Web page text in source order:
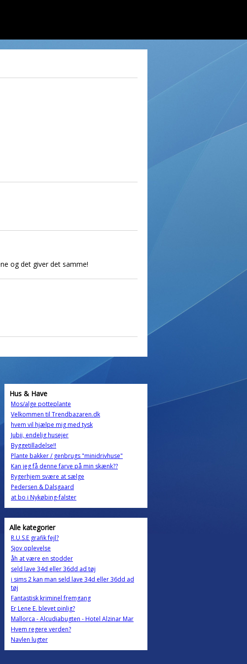
og det giver det samme!
Hus & Have
Mos/alge potteplante
Velkommen til Trendbazaren.dk
hvem vil hjælpe mig med tysk
Jubii, endelig husejer
Byggetilladelse!!
Plante bakker / genbrugs "minidrivhuse"
Kan jeg få denne farve på min skænk??
Rygerhjem svære at sælge
Pedersen & Dalsgaard
at bo i Nykøbing-falster
Alle kategorier
R.U.S.E grafik fejl?
Sjov oplevelse
åh at være en stodder
seld lave 34d eller 36dd ad tøj
i sims 2 kan man seld lave 34d eller 36dd ad
tøj
Fantastisk kriminel fremgang
Er Lene E. blevet pinlig?
Mallorca - Alcudiabugten - Hotel Alzinar Mar
Hvem regere verden?
Navlen lugter